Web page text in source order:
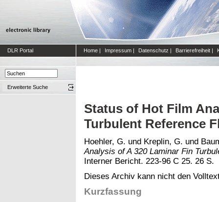
DLR Portal Home | Impressum | Datenschutz | Barrierefreiheit |
Erweiterte Suche
Status of Hot Film
Turbulent Reference
Hoehler, G. und Kreplin, G. und
Analysis of A 320 Laminar Fin
Interner Bericht. 223-96 C 25. 26 S.
Dieses Archiv kann nicht den
Kurzfassung